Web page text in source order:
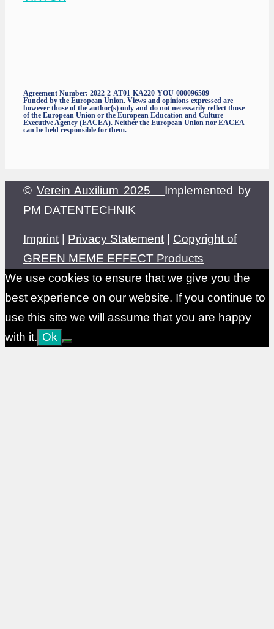
Agreement Number: 2022-2-AT01-KA220-YOU-000096509
Funded by the European Union. Views and opinions expressed are
however those of the author(s) only and do not necessarily reflect those
of the European Union or the European Education and Culture
Executive Agency (EACEA). Neither the European Union nor EACEA
can be held responsible for them.
© Verein Auxilium 2025 Implemented by
PM DATENTECHNIK
Imprint | Privacy Statement | Copyright of
GREEN MEME EFFECT Products
We use cookies to ensure that we give you the
best experience on our website. If you continue to
use this site we will assume that you are happy
with it. Ok